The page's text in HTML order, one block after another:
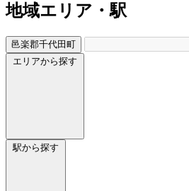
地域エリア・駅
邑楽郡千代田町
エリアから探す
駅から探す